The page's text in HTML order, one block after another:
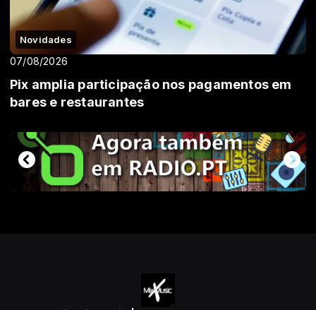
Novidades
07/08/2026
Pix amplia participação nos pagamentos em
bares e restaurantes